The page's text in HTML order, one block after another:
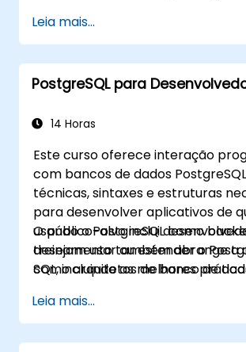
Leia mais...
PostgreSQL para
14 Horas
Este curso oferece interação
com bancos de dados
técnicas, sintaxes e estruturas
para desenvolver aplicativos de
usando o PostgreSQL como
treinamento também abrange a
SQL, incluindo as melhores
O público-alvo inclui
desejam usar ou estender o
como arquitetos de banco de
Leia mais...